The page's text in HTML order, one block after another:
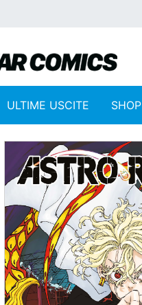
ULTIME USCITE SHOP